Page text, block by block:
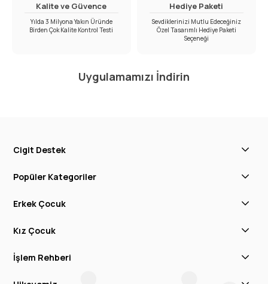
Kalite ve Güvence
Yılda 3 Milyona Yakın Üründe
Birden Çok Kalite Kontrol Testi
Hediye Paketi
Sevdiklerinizi Mutlu Edeceğiniz
Özel Tasarımlı Hediye Paketi
Seçeneği
Uygulamamızı İndirin
Cigit Destek
Popüler Kategoriler
Erkek Çocuk
Kız Çocuk
İşlem Rehberi